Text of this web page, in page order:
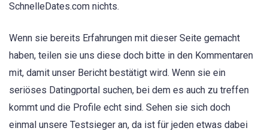
SchnelleDates.com nichts.
Wenn sie bereits Erfahrungen mit dieser Seite gemacht
haben, teilen sie uns diese doch bitte in den Kommentaren
mit, damit unser Bericht bestätigt wird. Wenn sie ein
seriöses Datingportal suchen, bei dem es auch zu treffen
kommt und die Profile echt sind. Sehen sie sich doch
einmal unsere Testsieger an, da ist für jeden etwas dabei